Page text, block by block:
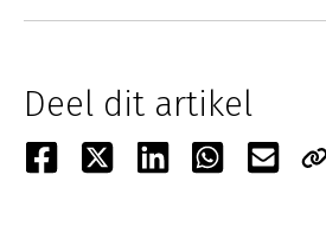
Deel dit artikel